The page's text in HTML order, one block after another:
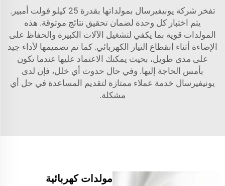
تفخر شركة يونيفيرسال بمولداتها بقدرة 25 كيلو فولت أمبير.
يتم اختبار كل وحدة لضمان تحقيق نتائج موثوقة. هذه
المولدات قوية بما يكفي لتشغيل الآلات الكبيرة والحفاظ على
الإضاءة أثناء انقطاع التيار الكهربائي. كما تم تصميمها لأداء جيد
على مدى طويل، بحيث يمكنك الاعتماد عليها عندما تكون
بأمس الحاجة إليها. وفي حال حدوث أي خلل، فإن لدى
يونيفيرسال خدمة عملاء ممتازة لتقديم المساعدة في حل أي
مشكلة.
مولدات كهربائية